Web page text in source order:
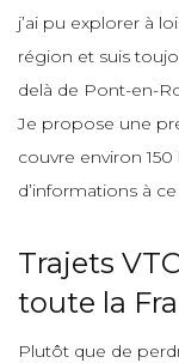
j’ai pu explorer à
région et suis
delà de Pont-en-
Je propose une
couvre environ
d’informations à
Trajets
toute la
Plutôt que de